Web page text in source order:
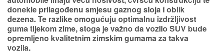
donekle prilagođenu smjesu gaznog sloja i oblik
dezena. Te razlike omogućuju optimalnu izdržljivost
guma tijekom zime, stoga je važno da vozilo SUV bude
opremljeno kvalitetnim zimskim gumama za takva
vozila.